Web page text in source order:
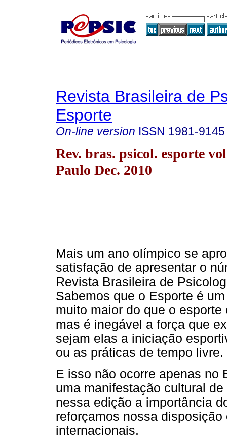
Revista Brasileira de
Esporte
On-line version ISSN 1981-9145
Rev. bras. psicol. esporte
Paulo Dec. 2010
Mais um ano olímpico se
satisfação de apresentar o
Revista Brasileira de
Sabemos que o Esporte é
muito maior do que o
mas é inegável a força que
sejam elas a iniciação
ou as práticas de tempo livre.
E isso não ocorre apenas no
uma manifestação cultural
nessa edição a importância
reforçamos nossa
internacionais.